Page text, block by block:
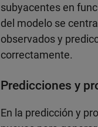
subyacentes en
del modelo se
observados y
correctamente.
Predicciones y
En la predicción y